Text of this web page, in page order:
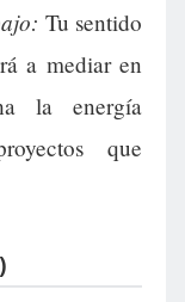
Tu sentido
a mediar en
la energía
que